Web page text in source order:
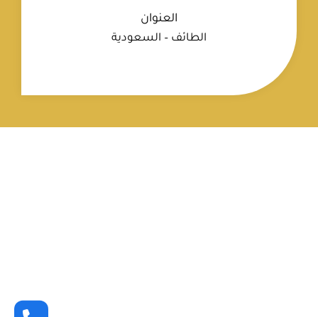
العنوان
الطائف – السعودية